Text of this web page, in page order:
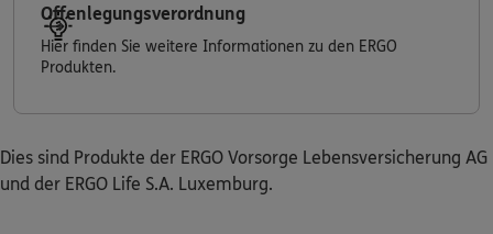
Offenlegungsverordnung
Hier finden Sie weitere Informationen zu den ERGO
Produkten.
Dies sind Produkte der ERGO Vorsorge Lebensversicherung AG
und der ERGO Life S.A. Luxemburg.